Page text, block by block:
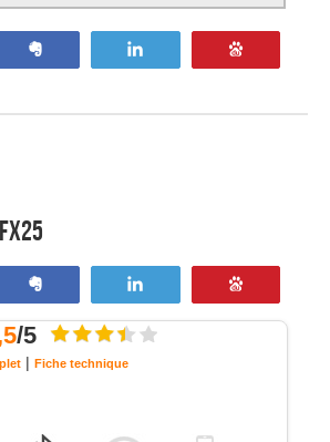
/5
| Fiche technique